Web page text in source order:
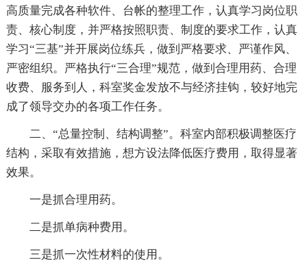
高质量完成各种软件、台帐的整理工作，认真学习岗位职
责、核心制度，并严格按照职责、制度的要求工作，认真
学习“三基”并开展岗位练兵，做到严格要求、严谨作风、
严密组织。严格执行“三合理”规范，做到合理用药、合理
收费、服务到人，科室奖金发放不与经济挂钩，较好地完
成了领导交办的各项工作任务。
二、“总量控制、结构调整”。科室内部积极调整医疗
结构，采取有效措施，想方设法降低医疗费用，取得显著
效果。
一是抓合理用药。
二是抓单病种费用。
三是抓一次性材料的使用。